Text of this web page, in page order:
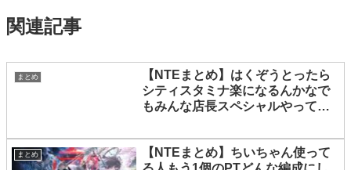
関連記事
まとめ
【NTEまとめ】はくぞうとったら
シティスタミナ楽になるんかなで
もみんな店長スペシャルやってな
まとめ
【NTEまとめ】ちいちゃん使って